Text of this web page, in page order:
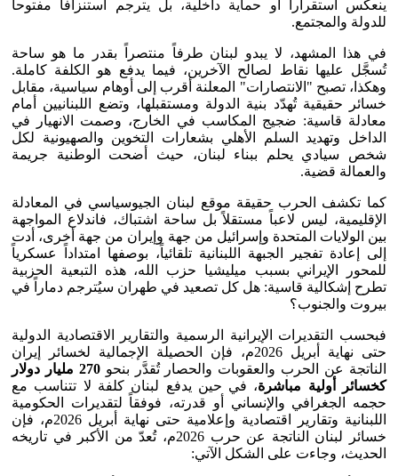
ينعكس استقراراً أو حماية داخلية، بل يترجم استنزافاً مفتوحاً
للدولة والمجتمع.
في هذا المشهد، لا يبدو لبنان طرفاً منتصراً بقدر ما هو ساحة
تُسجَّل عليها نقاط لصالح الآخرين، فيما يدفع هو الكلفة كاملة.
وهكذا، تصبح "الانتصارات" المعلنة أقرب إلى أوهام سياسية، مقابل
خسائر حقيقية تُهدّد بنية الدولة ومستقبلها، وتضع اللبنانيين أمام
معادلة قاسية: ضجيج المكاسب في الخارج، وصمت الانهيار في
الداخل وتهديد السلم الأهلي بشعارات التخوين والصهيونية لكل
شخص سيادي يحلم ببناء لبنان، حيث أضحت الوطنية جريمة
والعمالة قضية.
كما تكشف الحرب حقيقة موقع لبنان الجيوسياسي في المعادلة
الإقليمية، ليس لاعباً مستقلاً بل ساحة اشتباك، فاندلاع المواجهة
بين الولايات المتحدة وإسرائيل من جهة وإيران من جهة أخرى، أدت
إلى إعادة تفجير الجبهة اللبنانية تلقائياً، بوصفها امتداداً عسكرياً
للمحور الإيراني بسبب ميليشيا حزب الله، هذه التبعية الحزبية
تطرح إشكالية قاسية: هل كل تصعيد في طهران سيُترجم دماراً في
بيروت والجنوب؟
فبحسب التقديرات الإيرانية الرسمية والتقارير الاقتصادية الدولية
حتى نهاية أبريل 2026م، فإن الحصيلة الإجمالية لخسائر إيران
الناتجة عن الحرب والعقوبات والحصار تُقدَّر بنحو270 مليار دولار
كخسائر أولية مباشرة، في حين يدفع لبنان كلفة لا تتناسب مع
حجمه الجغرافي والإنساني أو قدرته، فوفقاً لتقديرات الحكومية
اللبنانية وتقارير اقتصادية وإعلامية حتى نهاية أبريل 2026م، فإن
خسائر لبنان الناتجة عن حرب 2026م، تُعدّ من الأكبر في تاريخه
الحديث، وجاءت على الشكل الآتي: